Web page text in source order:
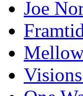
Joe